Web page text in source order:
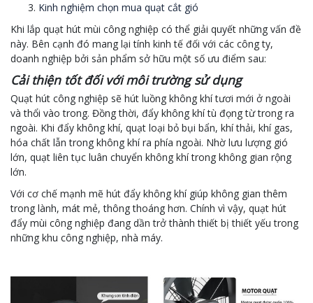
Kinh nghiệm chọn mua quạt cắt gió
Khi lắp quạt hút mùi công nghiệp có thể giải quyết những vấn đề
này. Bên cạnh đó mang lại tính kinh tế đối với các công ty,
doanh nghiệp bởi sản phẩm sở hữu một số ưu điểm sau:
Cải thiện tốt đối với môi trường sử dụng
Quạt hút công nghiệp sẽ hút luồng không khí tươi mới ở ngoài
và thổi vào trong. Đồng thời, đẩy không khí tù đọng từ trong ra
ngoài. Khi đẩy không khí, quạt loại bỏ bụi bẩn, khí thải, khí gas,
hóa chất lẫn trong không khí ra phía ngoài. Nhờ lưu lượng gió
lớn, quạt liên tục luân chuyển không khí trong không gian rộng
lớn.
Với cơ chế mạnh mẽ hút đẩy không khí giúp không gian thêm
trong lành, mát mẻ, thông thoáng hơn. Chính vì vậy, quạt hút
đẩy mùi công nghiệp đang dần trở thành thiết bị thiết yếu trong
những khu công nghiệp, nhà máy.